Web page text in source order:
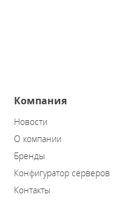
Компания
Новости
О компании
Бренды
Конфигуратор серверов
Контакты